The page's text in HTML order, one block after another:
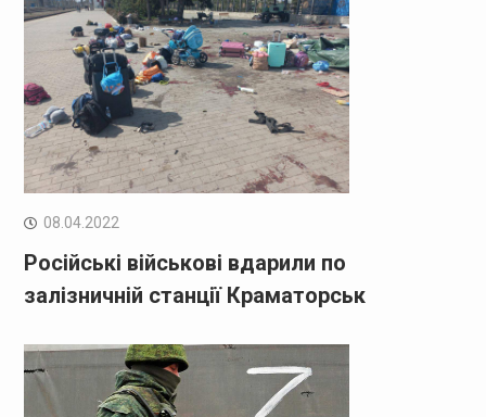
08.04.2022
Російські військові вдарили по
залізничній станції Краматорськ